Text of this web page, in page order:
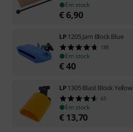
Em stock
€ 6,90
LP1205 Jam Block Blue
188
Em stock
€40
LP1305 Blast Block Yellow
65
Em stock
€ 13,70